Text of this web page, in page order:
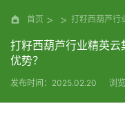
首页
打籽西葫芦行业精英
优势？
发布时间：2025.02.20 浏